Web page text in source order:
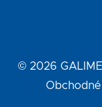
© 2026